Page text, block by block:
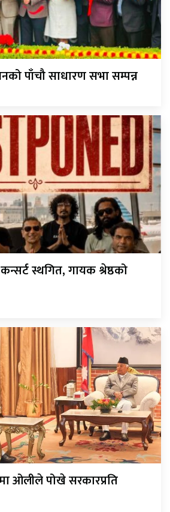
पाँचौ साधारण सभा सम्पन्न
स्थगित, गायक श्रेष्ठको
ओलीले पोखे सरकारप्रति